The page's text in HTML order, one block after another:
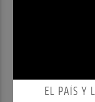
EL PAÍS Y